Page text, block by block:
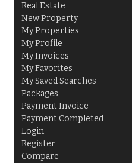
Real Estate
New Property
My Properties
My Profile
My Invoices
My Favorites
My Saved Searches
Packages
Payment Invoice
Payment Completed
Login
Register
Compare